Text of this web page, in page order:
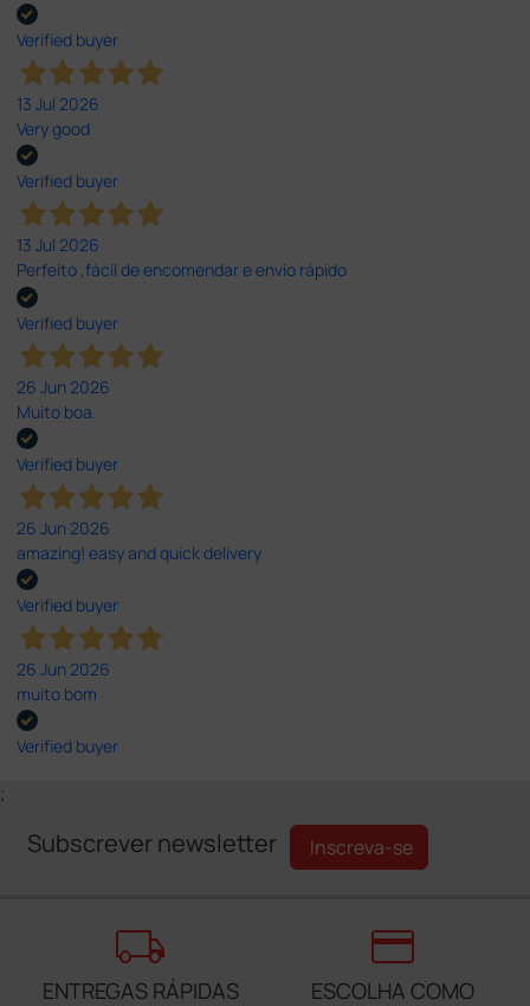
Verified buyer
13 Jul 2026
Very good
Verified buyer
13 Jul 2026
Perfeito ,fácil de encomendar e envio rápido
Verified buyer
26 Jun 2026
Muito boa.
Verified buyer
26 Jun 2026
amazing! easy and quick delivery
Verified buyer
26 Jun 2026
muito bom
Verified buyer
;
Subscrever newsletter Inscreva-se
local_shipping
ENTREGAS RÁPIDAS
credit_card
ESCOLHA COMO